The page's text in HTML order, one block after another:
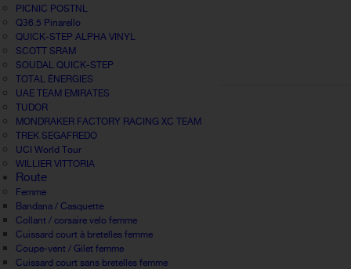
PICNIC POSTNL
Q36.5 Pinarello
QUICK-STEP ALPHA VINYL
SCOTT SRAM
SOUDAL QUICK-STEP
TOTAL ÉNERGIES
UAE TEAM EMIRATES
TUDOR
MONDRAKER FACTORY RACING XC TEAM
TREK SEGAFREDO
UCI World Tour
WILLIER VITTORIA
Route
Femme
Bandana / Casquette
Collant / corsaire velo femme
Cuissard court à bretelles femme
Coupe-vent / Gilet femme
Cuissard court sans bretelles femme